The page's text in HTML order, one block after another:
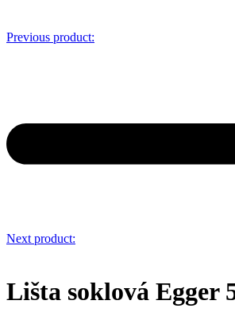
Previous product:
Next product:
Lišta soklová Egger